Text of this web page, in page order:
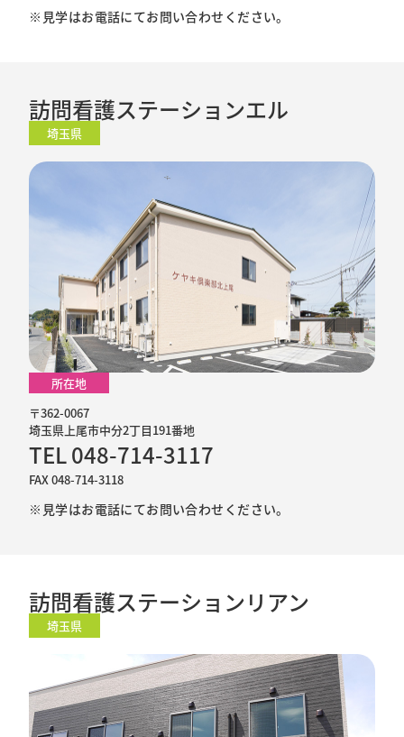
※見学はお電話にてお問い合わせください。
訪問看護ステーションエル
埼玉県
所在地
〒362-0067
埼玉県上尾市中分2丁目191番地
TEL 048-714-3117
FAX 048-714-3118
※見学はお電話にてお問い合わせください。
訪問看護ステーションリアン
埼玉県